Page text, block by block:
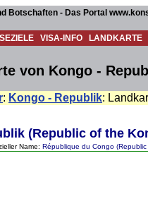
Botschaften - Das Portal
VISA-INFO LANDKARTE
von Kongo -
: Kongo - Republik:
(Republic of the
Name: République du Congo